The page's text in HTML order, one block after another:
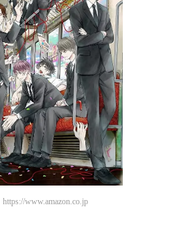
https://www.amazon.co.jp